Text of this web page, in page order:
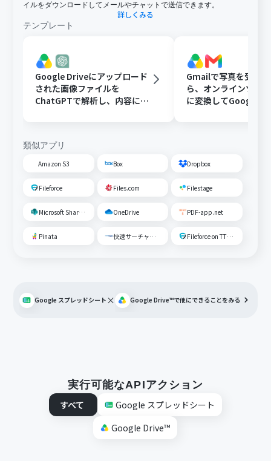
イルをダウンロードしてメールやチャットで送信できます。
詳しくみる
テンプレート
Google Driveにアップロード
された画像ファイルを
ChatGPTで解析し、内容に応
Gmailで写真を受け
ら、オンラインツー
に変換してGoogle
類似アプリ
Amazon S3 Box Dropbox
Fileforce Files.com Filestage
Microsoft SharePoint OneDrive PDF-app.net
Pinata 快速サーチャーGX Fileforce on TTS Cloud
Google スプレッドシート × Google Drive™で他にできることをみる
実行可能なAPIアクション
すべて
Google スプレッドシート
Google Drive™